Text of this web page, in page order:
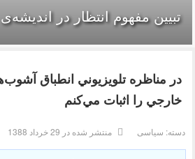
تبیین مفهوم انتظار در
در مناظره تلويزيوني انطباق
خارجي را اثبات مي‌كنم
دسته: سیاسی منتشر شده در 29 خرداد 1388